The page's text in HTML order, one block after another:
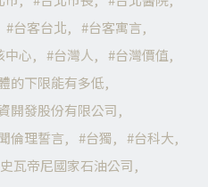
台客台北
台客寓言
中心 台灣人
台灣價值
的下限能有多低
開發股份有限公司
倫理誓言 台獨
台科大
史瓦帝尼國家石油公司